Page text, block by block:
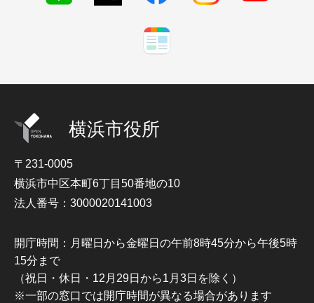
横浜市役所
〒231-0005
横浜市中区本町6丁目50番地の10
法人番号：3000020141003
開庁時間：月曜日から金曜日の午前8時45分から午後5時
15分まで
（祝日・休日・12月29日から1月3日を除く）
※一部の窓口では開庁時間が異なる場合があります